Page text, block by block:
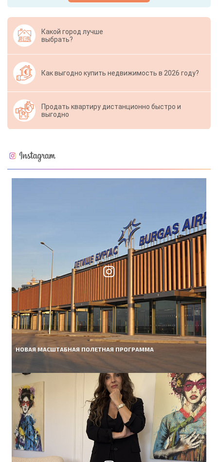
Какой город лучше
выбрать?
Как выгодно купить недвижимость в 2026 году?
Продать квартиру дистанционно быстро и
выгодно
НОВАЯ МАСШТАБНАЯ ПОЛЕТНАЯ ПРОГРАММА